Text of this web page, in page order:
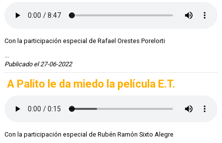
Con la participación especial de Rafael Orestes Porelorti
...
Publicado el 27-06-2022
A Palito le da miedo la película E.T.
Con la participación especial de Rubén Ramón Sixto Alegre